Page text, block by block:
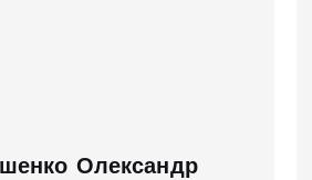
Олександр